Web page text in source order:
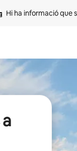
Hi ha informació